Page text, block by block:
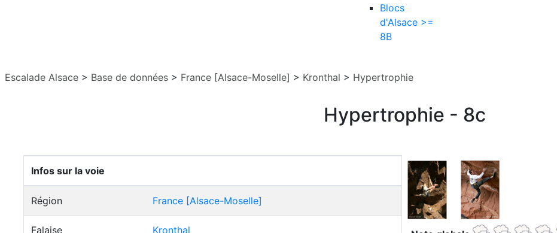
Blocs
d'Alsace >=
8B
Escalade Alsace > Base de données > France [Alsace-Moselle] > Kronthal > Hypertrophie
Hypertrophie - 8c
Infos sur la voie
Région France [Alsace-Moselle]
Falaise Kronthal